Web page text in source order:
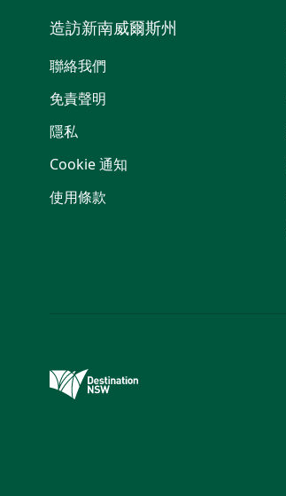
造訪新南威爾斯州
聯絡我們
免責聲明
隱私
Cookie 通知
使用條款